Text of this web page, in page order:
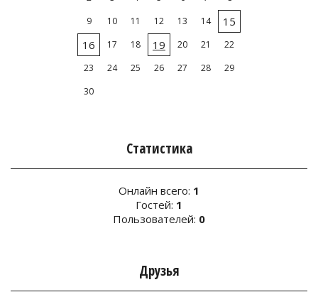
9
10 11 12 13 14
15
16
17 18 19 20 21
22
23
24 25 26 27 28
29
30
Статистика
Онлайн всего: 1
Гостей: 1
Пользователей: 0
Друзья